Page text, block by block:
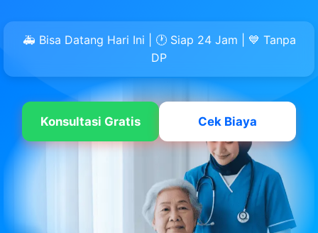
🚑 Bisa Datang Hari Ini | 🕐 Siap 24 Jam | 💙 Tanpa
DP
Konsultasi Gratis Cek Biaya